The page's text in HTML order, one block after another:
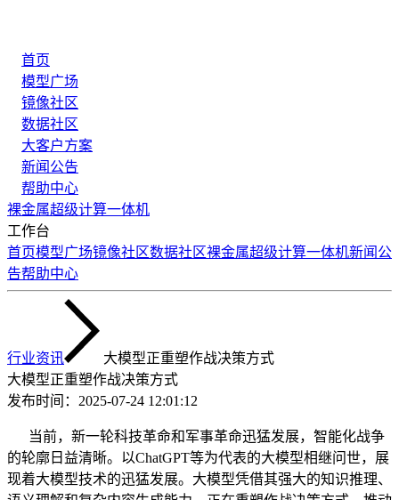
首页
模型广场
镜像社区
数据社区
大客户方案
新闻公告
帮助中心
裸金属超级计算一体机
工作台
首页模型广场镜像社区数据社区裸金属超级计算一体机新闻公
告帮助中心
行业资讯
大模型正重塑作战决策方式
大模型正重塑作战决策方式
发布时间： 2025-07-24 12:01:12
当前，新一轮科技革命和军事革命迅猛发展，智能化战争
的轮廓日益清晰。以ChatGPT等为代表的大模型相继问世，展
现着大模型技术的迅猛发展。大模型凭借其强大的知识推理、